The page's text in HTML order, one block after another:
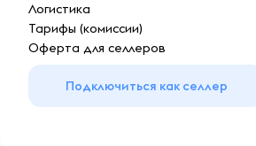
Логистика
Тарифы (комиссии)
Оферта для селлеров
Подключиться как селлер